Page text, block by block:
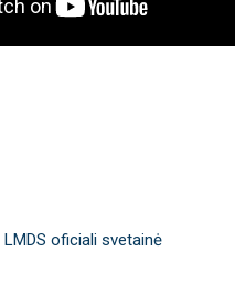
LMDS oficiali svetainė